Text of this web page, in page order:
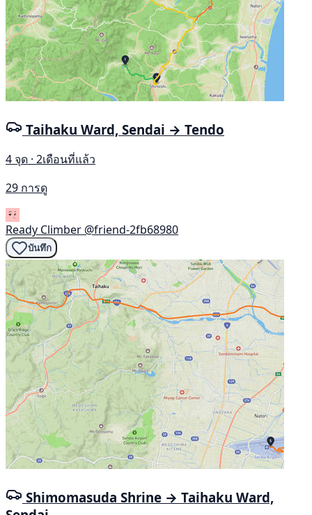
Taihaku Ward, Sendai → Tendo
4 จุด · 2เดือนที่แล้ว
29 การดู
Ready Climber @friend-2fb68980
บันทึก
Shimomasuda Shrine → Taihaku Ward,